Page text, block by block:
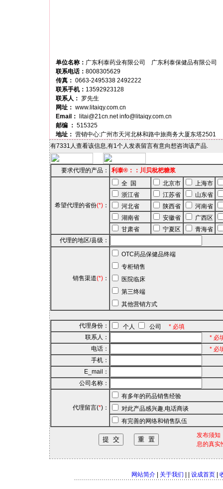
单位名称： 广东利泰药业有限公司 广东利泰保健品有限公司
联系电话： 8008305629
传真： 0663-2495338 2492222
联系手机： 13592923128
联系人： 罗先生
网址： www.litaiqy.com.cn
Email：
litai@21cn.net info@litaiqy.com.cn
邮编 ： 515325
地址： 营销中心:广州市天河北林和路中旅商务大厦东塔2501
有7331人查看该信息,有1个人发表留言有意向想咨询该产品.
要求代理的产品： 利泰®：：川贝枇杷糖浆
希望代理的省份(*)：
全 国 北京市
上海市
浙江省
江苏省
山东省
河北省
陕西省
河南省
湖南省
安徽省
广西区
甘肃省
宁夏区
青海省
代理的地区/县级：
销售渠道(*)：
OTC药品保健品终端
专柜销售
医院临床
第三终端
其他营销方式
代理身份： 个人 公司 * 必填
联系人：
* 必
电话：
* 必
手机：
E_mail：
公司名称：
代理留言(*)：
有多年的药品销售经验
对此产品感兴趣,电话商谈
有完善的网络和销售队伍
发布须知
息的真实
网站简介| 关于我们 设成首页|